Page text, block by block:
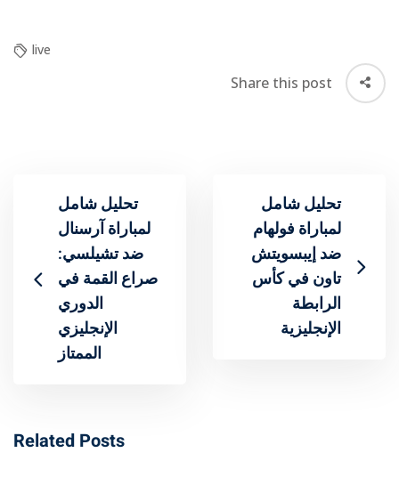
live
Share this post
تحليل شامل
لمباراة آرسنال
ضد تشيلسي:
صراع القمة في
الدوري
الإنجليزي
الممتاز
تحليل شامل
لمباراة فولهام
ضد إيبسويتش
تاون في كأس
الرابطة
الإنجليزية
Related Posts